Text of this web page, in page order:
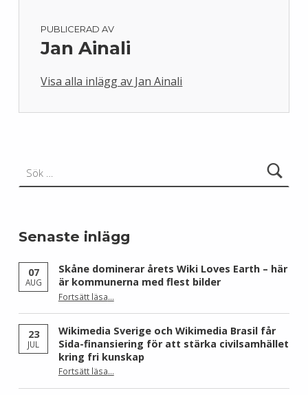
PUBLICERAD AV
Jan Ainali
Visa alla inlägg av Jan Ainali
Skip back to main navigation
Senaste inlägg
07
AUG
Skåne dominerar årets Wiki Loves Earth – här
är kommunerna med flest bilder
Fortsätt läsa“Skåne dominerar årets Wiki Loves Earth – här är kommunerna med flest bilder”
…
23
JUL
Wikimedia Sverige och Wikimedia Brasil får
Sida-finansiering för att stärka civilsamhället
kring fri kunskap
Fortsätt läsa“Wikimedia Sverige och Wikimedia Brasil får Sida-finansiering för att stärka civilsamhället kring fri kunskap”
…